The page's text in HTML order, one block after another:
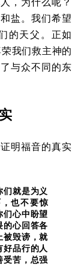
盐。我们希望
的天父。正如
我们救主神的
与众不同的东
明福音的真实
就是为义
也不要惊
们心中盼望
的心回答各
被毁谤，就
品行的人
受苦，总强